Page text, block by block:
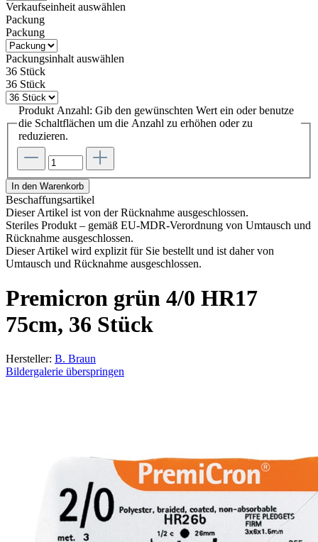
Verkaufseinheit auswählen
Packung
Packung
Packungsinhalt auswählen
36 Stück
36 Stück
Produkt Anzahl: Gib den gewünschten Wert ein oder benutze
die Schaltflächen um die Anzahl zu erhöhen oder zu
reduzieren.
In den Warenkorb
Beschaffungsartikel
Dieser Artikel ist von der Rücknahme ausgeschlossen.
Steriles Produkt – gemäß EU-MDR-Verordnung von Umtausch und
Rücknahme ausgeschlossen.
Dieser Artikel wird explizit für Sie bestellt und ist daher von
Umtausch und Rücknahme ausgeschlossen.
Premicron grün 4/0 HR17
75cm, 36 Stück
Hersteller: B. Braun
Bildergalerie überspringen